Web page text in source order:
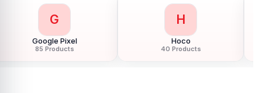
G
Google Pixel
85 Products
H
Hoco
40 Products